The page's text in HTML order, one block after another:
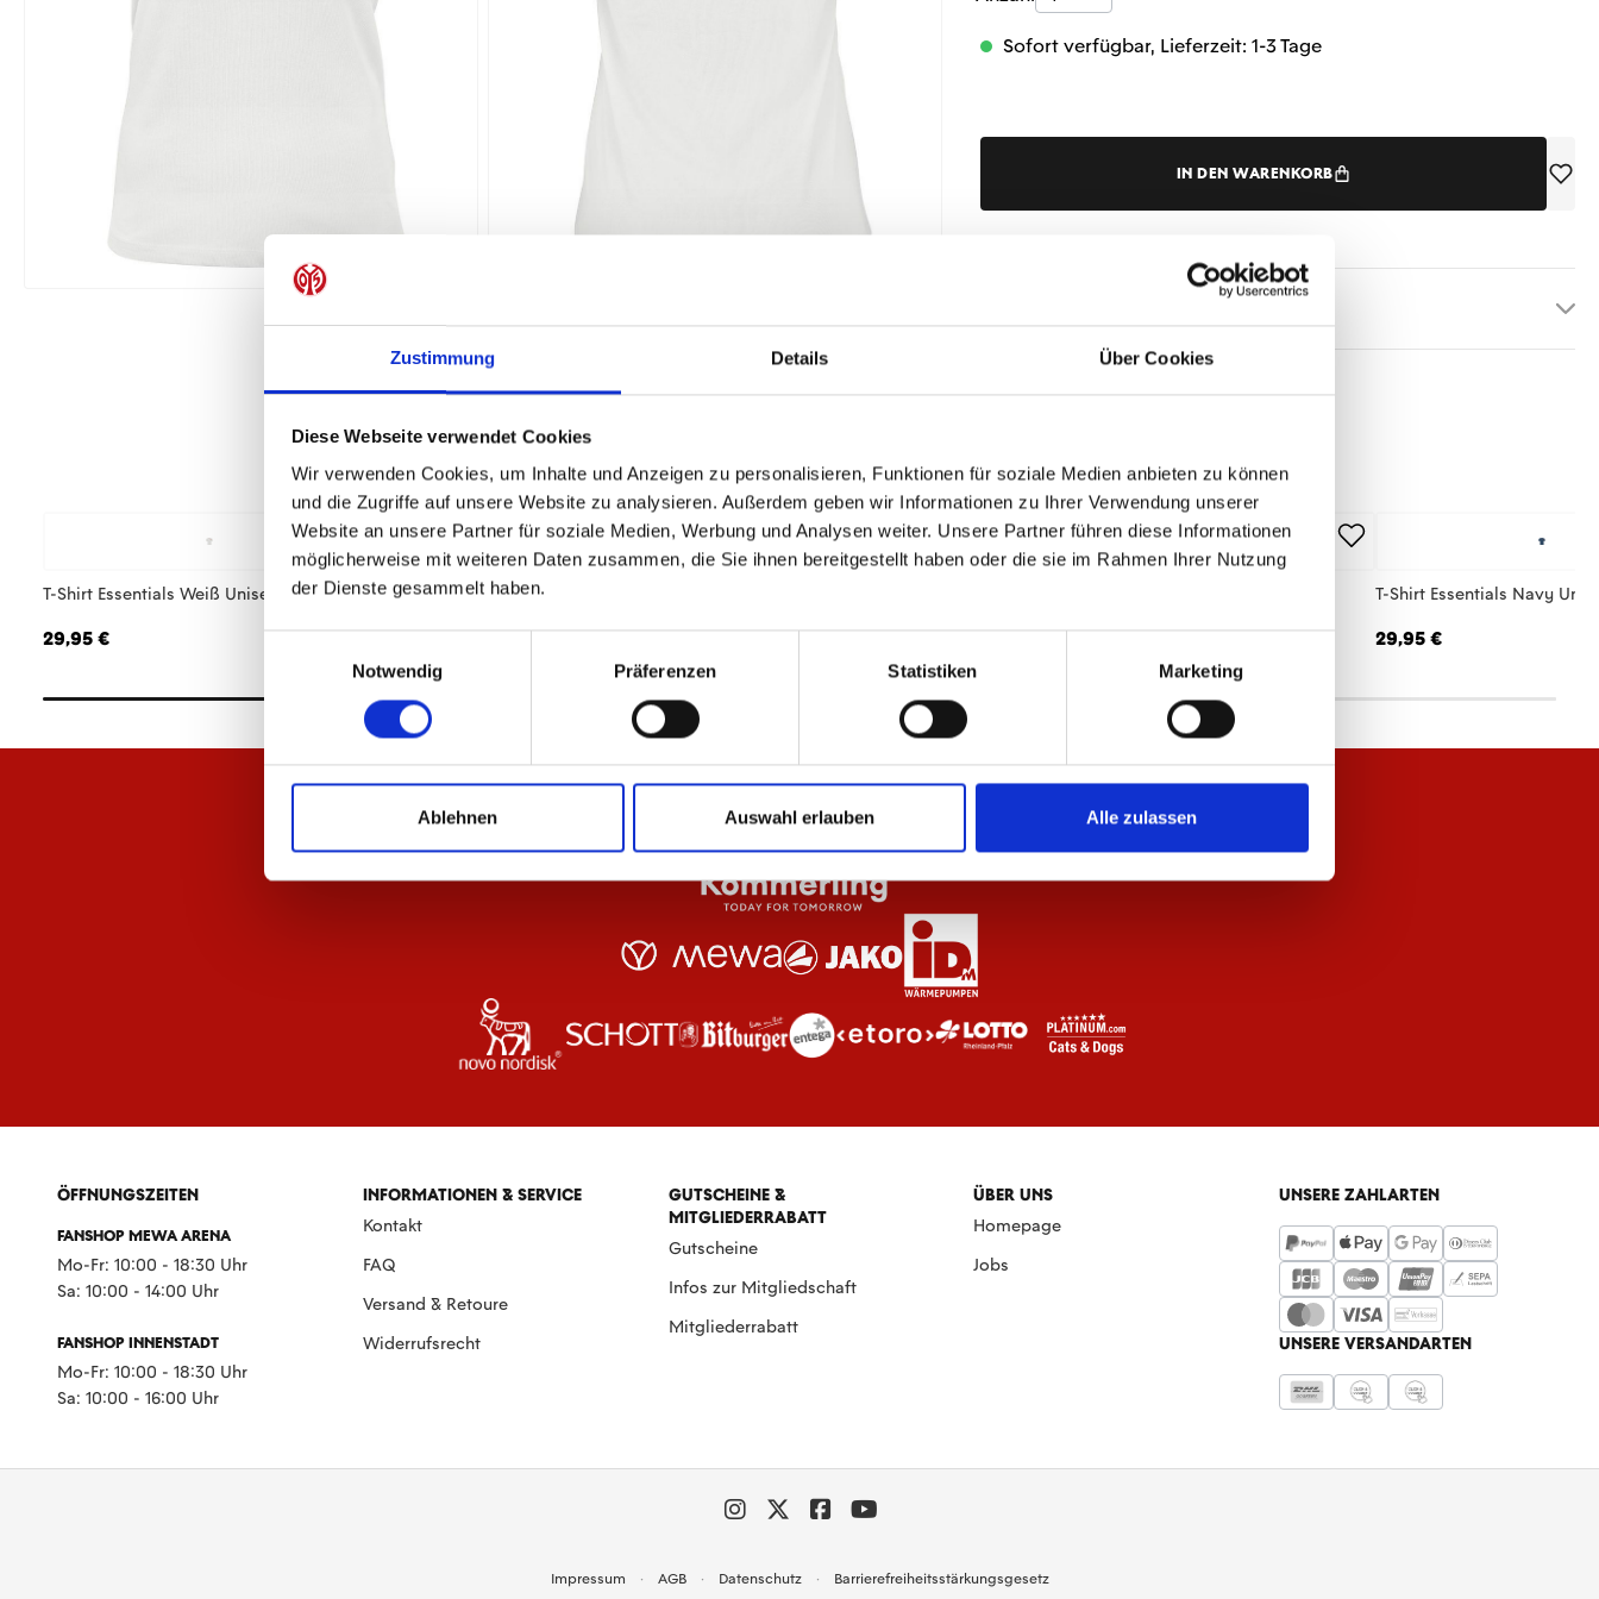
Zustimmung Details Über Cookies
Diese Webseite verwendet Cookies
Wir verwenden Cookies, um Inhalte und Anzeigen zu personalisieren, Funktionen für soziale Medien anbieten zu können
und die Zugriffe auf unsere Website zu analysieren. Außerdem geben wir Informationen zu Ihrer Verwendung unserer
Website an unsere Partner für soziale Medien, Werbung und Analysen weiter. Unsere Partner führen diese Informationen
möglicherweise mit weiteren Daten zusammen, die Sie ihnen bereitgestellt haben oder die sie im Rahmen Ihrer Nutzung
der Dienste gesammelt haben.
Notwendig
Präferenzen Statistiken Marketing
Ablehnen Auswahl erlauben Alle zulassen
Sofort verfügbar, Lieferzeit: 1-3 Tage
IN DEN WARENKORB
T-Shirt Essentials Weiß Unisex
29,95 €
T-Shirt Essentials Rot Damen
29,95 € 29,95 € 29,95 €
T-Shirt Essentials Navy
29,95 €
ÖFFNUNGSZEITEN
FANSHOP MEWA ARENA
Mo-Fr: 10:00 - 18:30 Uhr
Sa: 10:00 - 14:00 Uhr
FANSHOP INNENSTADT
Mo-Fr: 10:00 - 18:30 Uhr
Sa: 10:00 - 16:00 Uhr
INFORMATIONEN & SERVICE
Kontakt
FAQ
Versand & Retoure
Widerrufsrecht
GUTSCHEINE &
MITGLIEDERRABATT
Gutscheine
Infos zur Mitgliedschaft
Mitgliederrabatt
ÜBER UNS
Homepage
Jobs
UNSERE ZAHLARTEN
UNSERE VERSANDARTEN
Impressum AGB Datenschutz Barrierefreiheitsstärkungsgesetz